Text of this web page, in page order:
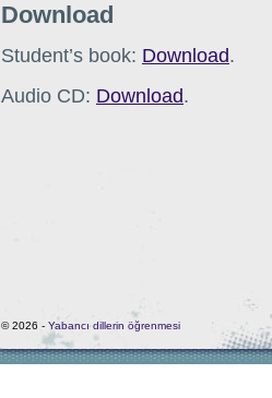
Download
Student’s book: Download.
Audio CD: Download.
© 2026 - Yabancı dillerin öğrenmesi